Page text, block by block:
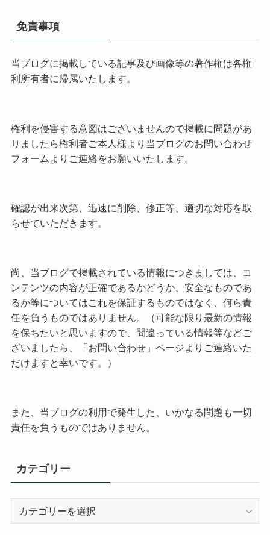
免責事項
当ブログに掲載している記事及び画像等の著作権は各権
利所有者に帰属いたします。
権利を侵害する意図はございませんので掲載に問題があ
りましたら権利者ご本人様より当ブログのお問い合わせ
フォームよりご連絡をお願いいたします。
確認が出来次第、迅速に削除、修正等、適切な対応を取
らせていただきます。
尚、当ブログで掲載されている情報につきましては、コ
ンテンツの内容が正確であるかどうか、安全なものであ
るか等についてはこれを保証するものではなく、何ら責
任を負うものではありません。（可能な限り最新の情報
を保ちたいと思いますので、間違っている情報等などご
ざいましたら、「お問い合わせ」ページよりご連絡いた
だけますと幸いです。）
また、当ブログの利用で発生した、いかなる問題も一切
責任を負うものではありません。
カテゴリー